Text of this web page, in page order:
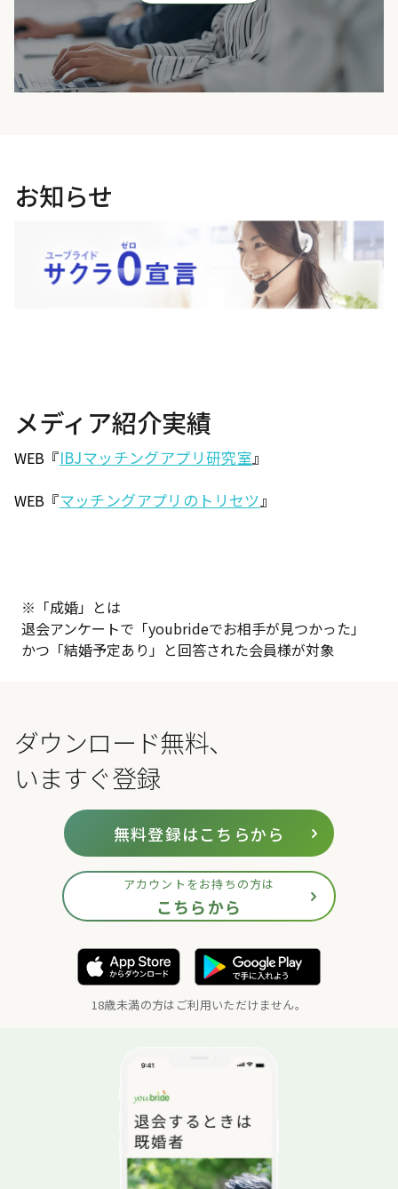
お知らせ
メディア紹介実績
WEB『IBJマッチングアプリ研究室』
WEB『マッチングアプリのトリセツ』
※「成婚」とは
退会アンケートで「youbrideでお相手が見つかった」
かつ「結婚予定あり」と回答された会員様が対象
ダウンロード無料、
いますぐ登録
無料登録はこちらから
アカウントをお持ちの方は
こちらから
18歳未満の方はご利用いただけません。